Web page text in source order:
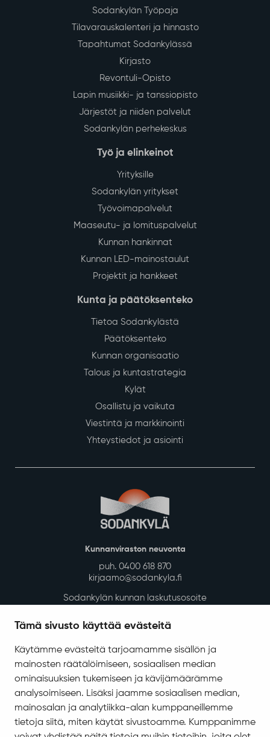
Tämä sivusto käyttää evästeitä
Käytämme evästeitä tarjoamamme sisällön ja
mainosten räätälöimiseen, sosiaalisen median
ominaisuuksien tukemiseen ja kävijämäärämme
analysoimiseen. Lisäksi jaamme sosiaalisen median,
mainosalan ja analytiikka-alan kumppaneillemme
tietoja siitä, miten käytät sivustoamme. Kumppanimme
Sodankylän Työpaja
Tilavarauskalenteri ja hinnasto
Tapahtumat Sodankylässä
Kirjasto
Revontuli-Opisto
Lapin musiikki- ja tanssiopisto
Järjestöt ja niiden palvelut
Sodankylän perhekeskus
Työ ja elinkeinot
Yrityksille
Sodankylän yritykset
Työvoimapalvelut
Maaseutu- ja lomituspalvelut
Kunnan hankinnat
Kunnan LED-mainostaulut
Projektit ja hankkeet
Kunta ja päätöksenteko
Tietoa Sodankylästä
Päätöksenteko
Kunnan organisaatio
Talous ja kuntastrategia
Kylät
Osallistu ja vaikuta
Viestintä ja markkinointi
Yhteystiedot ja asiointi
Kunnanviraston neuvonta
puh. 0400 618 870
kirjaamo@sodankyla.fi
Sodankylän kunnan laskutusosoite
Asiakirjajulkisuuskuvaus
Evästeiden hallinta
Yhteystiedot
Jäämerentie 1, 99601 Sodankylä